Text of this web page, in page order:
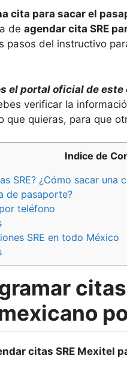
cita para sacar el
de agendar cita SRE
pasos del instructivo
el portal oficial de
verificar la
que quieras, para que
Indice de
SRE? ¿Cómo sacar
de pasaporte?
teléfono
SRE en todo México
citas SRE Mexitel